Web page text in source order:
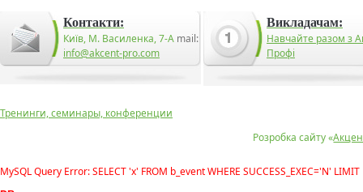
Контакти:
Київ, М. Василенка, 7-А mail:
info@akcent-pro.com
Викладачам:
Навчайте разом з
Профі
Розробка сайту «
Тренинги, семинары, конференции
MySQL Query Error: SELECT 'x' FROM b_event WHERE SUCCESS_EXEC='N' LIMIT